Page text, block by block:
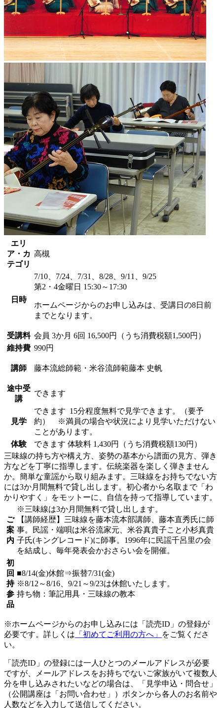
エリ
ア・カ
テゴリ
高槻
日時
7/10、7/24、7/31、8/28、9/11、9/25
第2・4金曜日 15:30～17:30
ホームページからのお申し込みは、受講日の8日前
までとなります。
受講料 会員 3か月 6回 16,500円（うち消費税額1,500円）
維持費 990円
講師 藤本流総師範・米谷流師範藤本 史帆
途中受
講
できます
見学
できます 15分程度無料で見学できます。（要予
約） ※満員の場合や状況により見学いただけない
ことがあります。
体験
できます 体験料 1,430円（うち消費税額130円）
三味線の持ち方や構え方、姿勢の基本から譜面の見方、弾き
方などを丁寧に指導します。伝統楽器を楽しく弾きません
か。簡単な童謡から取り組みます。三味線をお持ちでない方
には3か月間無料で貸し出します。初心者から名取まで「わ
かりやすく」をモットーに、自信を持って指導しています。
ご
案
内
※三味線は3か月間無料で貸し出します。
【講師経歴】三味線を藤本流本部講師、藤本直秀氏に師
事。民謡・端唄は米谷流家元、米谷真貴子こと小杉真貴
子氏(キングレコード)に師事。1996年に民謡千呂里の会
を結成し、毎年発表会かおさらい会を開催。
初
回
持
参
品
■8/14(金)休館⇒振替7/31(金)
※8/12～8/16、9/21～9/23は休館いたします。
持ち物：筆記用具・三味線の教本
※ホームページからのお申し込みには「読売ID」の登録が
必要です。詳しくは 「初めてご利用の方へ」
をご覧くださ
い。
「読売ID」の登録には一人ひとつのメールアドレスが必要
ですが、メールアドレスをお持ちでないご家族がいて複数人
分を申し込みされたいなどの場合は、「見学申込・問合せ」
（公開講座は「お問い合わせ」）ボタンから各人のお名前や
人数などを入力して送信してください。